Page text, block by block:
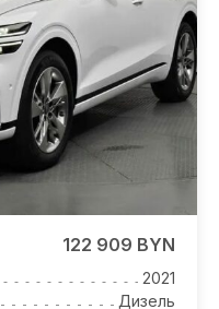
122 909 BYN
2021
Дизель